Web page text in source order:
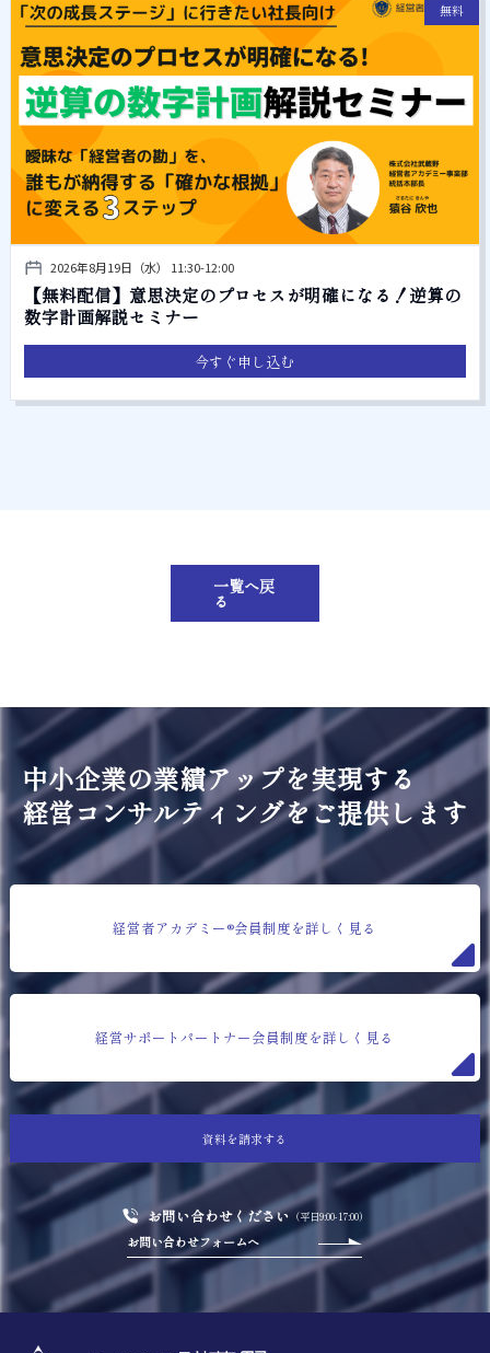
無料
2026年8月19日（水） 11:30-12:00
【無料配信】意思決定のプロセスが明確になる！逆算の
数字計画解説セミナー
今すぐ申し込む
一覧へ戻
る
中小企業の業績アップを実現する
経営コンサルティングをご提供します
資料を請求する
お問い合わせください （平日9:00-17:00）
お問い合わせフォームへ
経営者アカデミー®会員制度を詳しく見る
経営サポートパートナー会員制度を詳しく見る